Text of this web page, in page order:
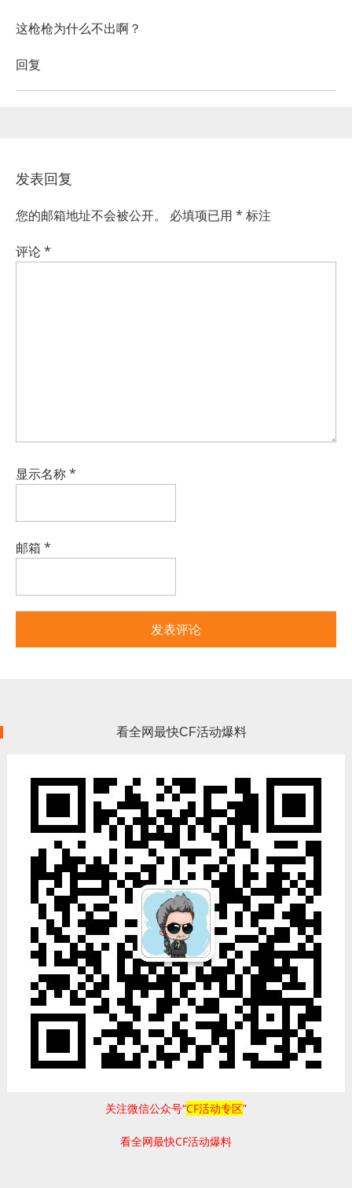
这枪枪为什么不出啊？
回复
发表回复
您的邮箱地址不会被公开。 必填项已用 * 标注
评论*
显示名称*
邮箱 *
看全网最快CF活动爆料
关注微信公众号“CF活动专区”
看全网最快CF活动爆料